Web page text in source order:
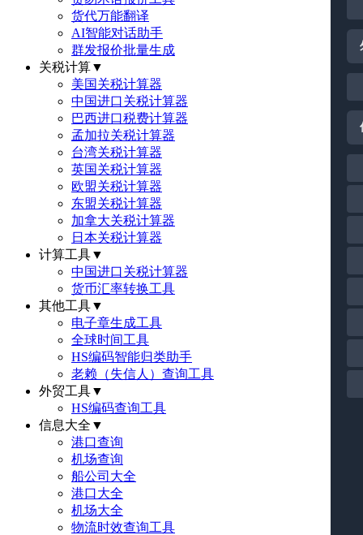
货代万能翻译
AI智能对话助手
群发报价批量生成
关税计算▼
美国关税计算器
中国进口关税计算器
巴西进口税费计算器
孟加拉关税计算器
台湾关税计算器
英国关税计算器
欧盟关税计算器
东盟关税计算器
加拿大关税计算器
日本关税计算器
计算工具▼
中国进口关税计算器
货币汇率转换工具
其他工具▼
电子章生成工具
全球时间工具
HS编码智能归类助手
老赖（失信人）查询工具
外贸工具▼
HS编码查询工具
信息大全 ▼
港口查询
机场查询
船公司大全
港口大全
机场大全
物流时效查询工具